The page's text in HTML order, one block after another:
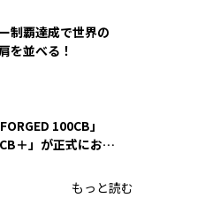
制覇達成で世界の
を並べる！
100CB」
＋」が正式にお披
もっと読む